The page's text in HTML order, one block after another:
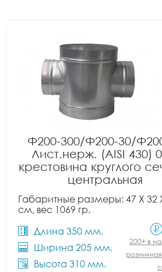
Ф200-300/Ф200-30/
Лист.нерж. (AISI 430)
крестовина круглого
центральная
Габаритные размеры: 47 X 32
см, вес 1069 гр.
Длина 350 мм.
Ширина 205 мм.
Высота 310 мм.
200+ в